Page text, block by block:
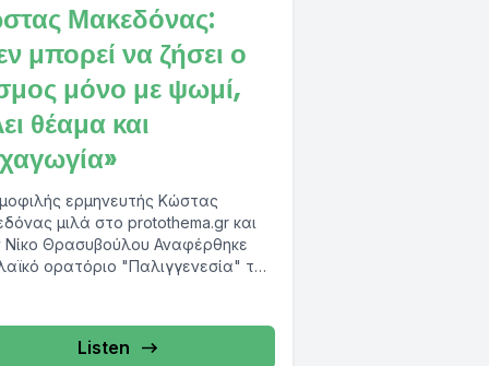
Μακεδόνας:
μπορεί να ζήσει ο
μόνο με ψωμί,
θέαμα και
ερμηνευτής Κώστας
μιλά στο protothema.gr και
Νίκο Θρασυβούλου Αναφέρθηκε
ορατόριο "Παλιγγενεσία" του
Listen